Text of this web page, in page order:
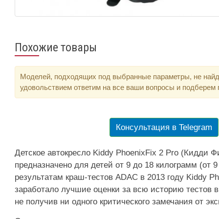
Похожие товары
Моделей, подходящих под выбранные параметры, не
удовольствием ответим на все ваши вопросы и
Консультация в Telegram
Детское автокресло Kiddy PhoenixFix 2 Pro (Кидди
предназначено для детей от 9 до 18 килограмм (от
результатам краш-тестов ADAC в 2013 году Kiddy
заработало лучшие оценки за всю историю тестов
не получив ни одного критического замечания от